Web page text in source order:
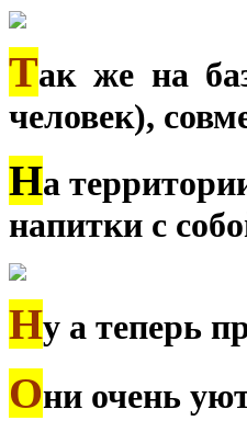
Так же на
человек),
На
напитки с
Ну а теперь
Они очень